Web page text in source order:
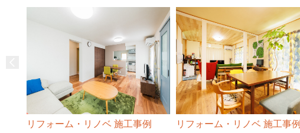
リフォーム・リノベ 施工事例
リフォーム・リノベ 施工事例